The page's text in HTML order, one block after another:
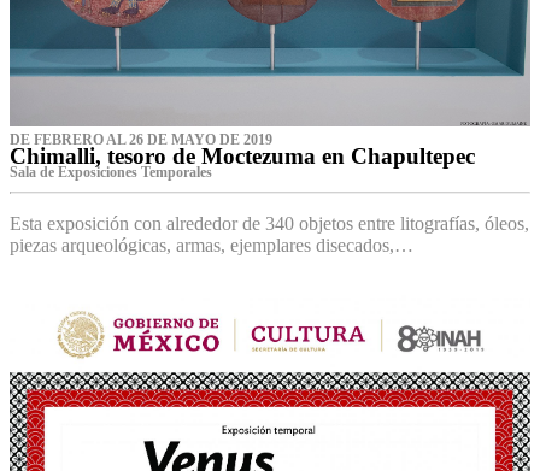
DE FEBRERO AL 26 DE MAYO DE 2019
Chimalli, tesoro de Moctezuma en Chapultepec
Sala de Exposiciones Temporales
Esta exposición con alrededor de 340 objetos entre litografías, óleos,
piezas arqueológicas, armas, ejemplares disecados,…